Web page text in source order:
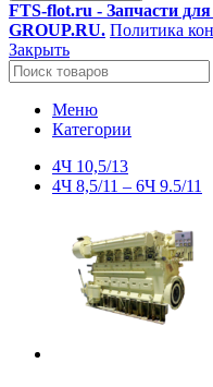
FTS-flot.ru - Запчасти
GROUP.RU. Политика
Закрыть
Меню
Категории
4Ч 10,5/13
4Ч 8,5/11 – 6Ч 9.5/11